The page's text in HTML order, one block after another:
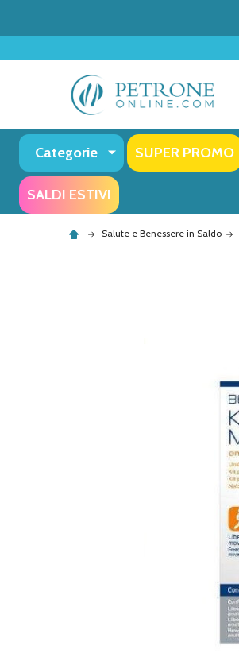
Categorie SUPER PROMO
SALDI ESTIVI
Salute e Benessere in Saldo